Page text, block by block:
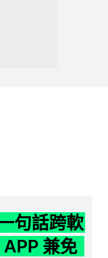
句話跨軟
兼免